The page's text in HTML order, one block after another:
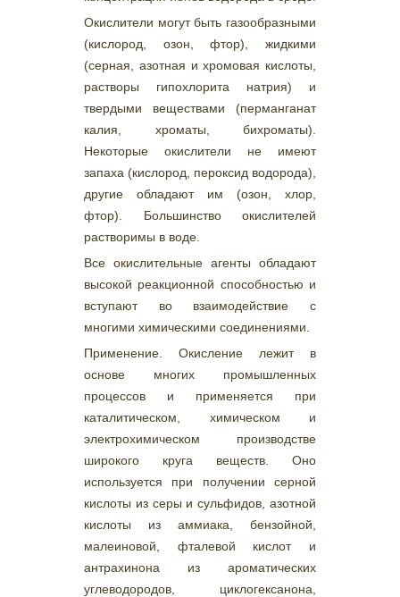
Окислители могут быть газообразными
(кислород, озон, фтор), жидкими
(серная, азотная и хромовая кислоты,
растворы гипохлорита натрия) и
твердыми веществами (перманганат
калия, хроматы, бихроматы).
Некоторые окислители не имеют
запаха (кислород, пероксид водорода),
другие обладают им (озон, хлор,
фтор). Большинство окислителей
растворимы в воде.
Все окислительные агенты обладают
высокой реакционной способностью и
вступают во взаимодействие с
многими химическими соединениями.
Применение. Окисление лежит в
основе многих промышленных
процессов и применяется при
каталитическом, химическом и
электрохимическом производстве
широкого круга веществ. Оно
используется при получении серной
кислоты из серы и сульфидов, азотной
кислоты из аммиака, бензойной,
малеиновой, фталевой кислот и
антрахинона из ароматических
углеводородов, циклогексанона,